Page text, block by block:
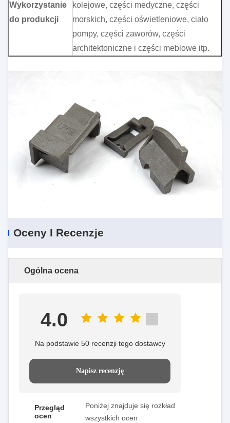
Wykorzystanie
do produkcji
kolejowe, części medyczne, części
morskich, części oświetleniowe, ciało
pompy, części zaworów, części
architektoniczne i części meblowe itp.
Oceny I Recenzje
Ogólna ocena
4.0
Na podstawie 50 recenzji tego dostawcy
Napisz recenzję
Przegląd
ocen
Poniżej znajduje się rozkład
wszystkich ocen